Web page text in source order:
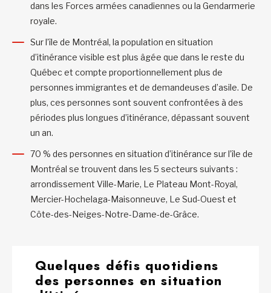
dans les Forces armées canadiennes ou la Gendarmerie
royale.
Sur l’île de Montréal, la population en situation
d’itinérance visible est plus âgée que dans le reste du
Québec et compte proportionnellement plus de
personnes immigrantes et de demandeuses d’asile. De
plus, ces personnes sont souvent confrontées à des
périodes plus longues d’itinérance, dépassant souvent
un an.
70 % des personnes en situation d’itinérance sur l’île de
Montréal se trouvent dans les 5 secteurs suivants :
arrondissement Ville-Marie, Le Plateau Mont-Royal,
Mercier-Hochelaga-Maisonneuve, Le Sud-Ouest et
Côte-des-Neiges-Notre-Dame-de-Grâce.
Quelques défis quotidiens
des personnes en situation